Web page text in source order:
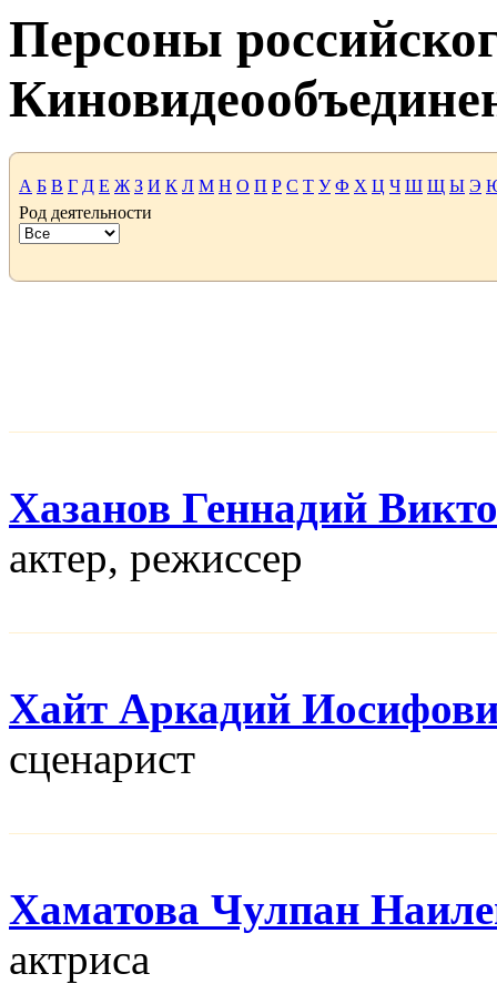
Персоны
А Б В Г Д Е Ж З И К Л М Н О П Р С Т У Ф Х Ц Ч Ш Щ Ы Э
Род деятельности
Хазанов Геннадий
актер, режисcер
Хайт Аркадий
сценарист
Хаматова Чулпан
актриса